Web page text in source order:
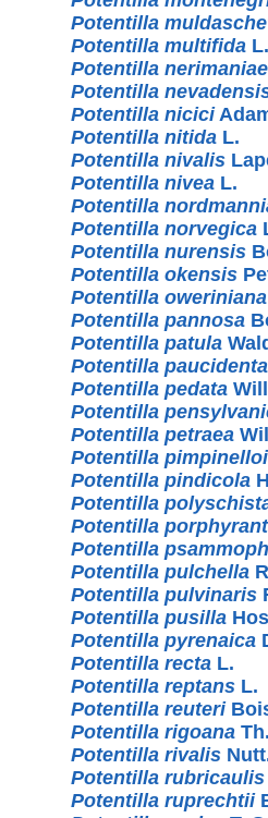
Potentilla
Potentilla multifida L.
Potentilla nerimaniae
Potentilla
Potentilla nicici
Potentilla nitida L.
Potentilla nivalis
Potentilla nivea L.
Potentilla
Potentilla norvegica
Potentilla nurensis
Potentilla okensis
Potentilla oweriniana
Potentilla pannosa
Potentilla patula
Potentilla
Potentilla pedata
Potentilla
Potentilla petraea
Potentilla
Potentilla pindicola
Potentilla
Potentilla
Potentilla
Potentilla pulchella
Potentilla pulvinaris
Potentilla pusilla
Potentilla pyrenaica
Potentilla recta L.
Potentilla reptans L.
Potentilla reuteri
Potentilla rigoana
Potentilla rivalis
Potentilla rubricaulis
Potentilla ruprechtii